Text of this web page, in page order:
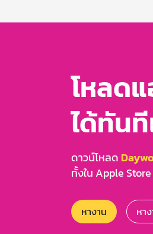
โหลด
ได้ทันที
ดาวน์โหลด
ทั้งใน Apple
หางาน หา